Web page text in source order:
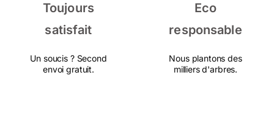
Toujours
satisfait
Un soucis ? Second
envoi gratuit.
Eco
responsable
Nous plantons des
milliers d'arbres.